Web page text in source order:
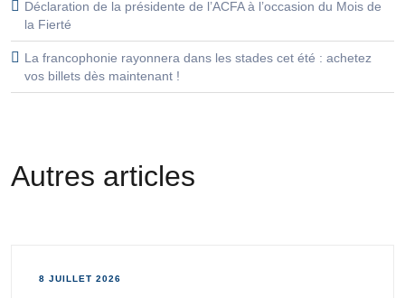
Déclaration de la présidente de l’ACFA à l’occasion du Mois de
la Fierté
La francophonie rayonnera dans les stades cet été : achetez
vos billets dès maintenant !
Autres articles
8 JUILLET 2026